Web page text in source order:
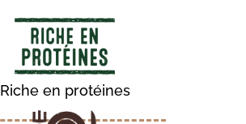
Riche en protéines